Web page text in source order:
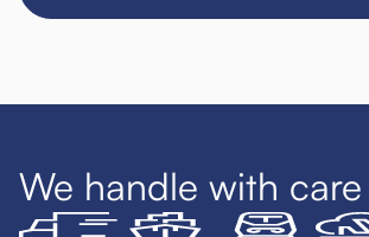
We handle with care